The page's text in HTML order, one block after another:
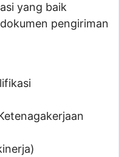
yang baik
pengiriman